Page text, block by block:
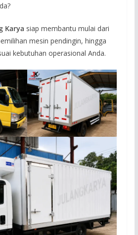
Karya siap membantu mulai dari
mesin pendingin, hingga
kebutuhan operasional Anda.